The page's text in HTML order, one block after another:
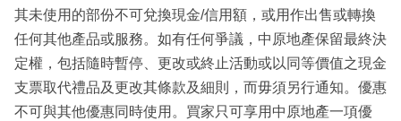
其未使用的部份不可兌換現金/信用額，或用作出售或轉換
任何其他產品或服務。如有任何爭議，中原地產保留最終決
定權，包括隨時暫停、更改或終止活動或以同等價值之現金
支票取代禮品及更改其條款及細則，而毋須另行通知。優惠
不可與其他優惠同時使用。買家只可享用中原地產一項優